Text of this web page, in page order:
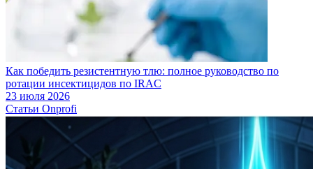
Как победить резистентную тлю: полное руководство по
ротации инсектицидов по IRAC
23 июля 2026
Статьи Onprofi